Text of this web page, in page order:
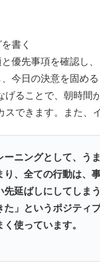
書く
優先事項を確認し
今日の決意を固める
げることで、朝時間
スできます。また、
ーニングとして、う
り、全ての行動は、
先延ばしにしてしま
た」というポジティ
使っています。